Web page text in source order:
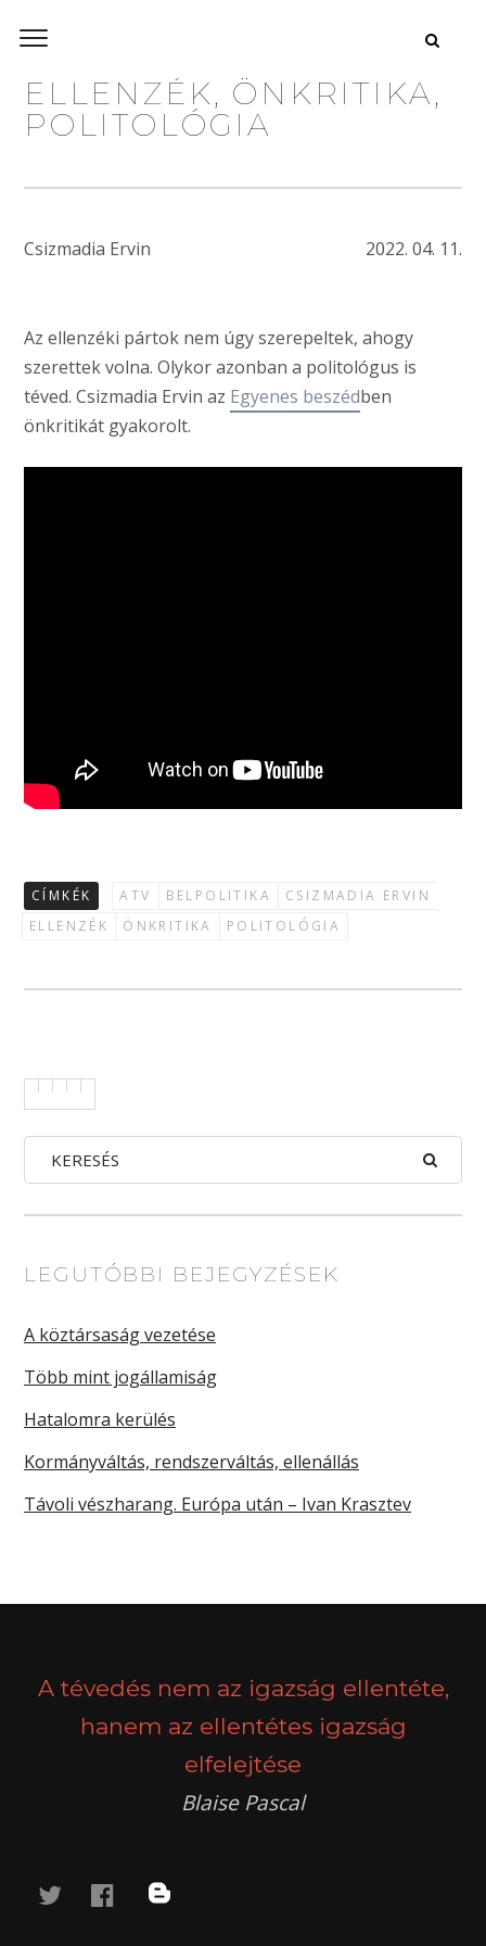
ELLENZÉK, ÖNKRITIKA,
POLITOLÓGIA
Csizmadia Ervin 2022. 04. 11.
Az ellenzéki pártok nem úgy szerepeltek, ahogy
szerettek volna. Olykor azonban a politológus is
téved. Csizmadia Ervin az Egyenes beszédben
önkritikát gyakorolt.
CÍMKÉK ATV BELPOLITIKA
CSIZMADIA ERVIN
ELLENZÉK
ÖNKRITIKA POLITOLÓGIA
LEGUTÓBBI BEJEGYZÉSEK
A köztársaság vezetése
Több mint jogállamiság
Hatalomra kerülés
Kormányváltás, rendszerváltás, ellenállás
Távoli vészharang. Európa után – Ivan Krasztev
A tévedés nem az igazság ellentéte,
hanem az ellentétes igazság
elfelejtése
Blaise Pascal
twitterfacebook
blog